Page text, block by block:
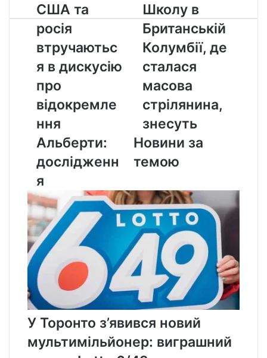
США
та
росія
втручаються
в
дискусію
про
відокремлення
Альберти:
США та
росія
втручаютьс
я в дискусію
про
відокремле
ння
Альберти:
дослідженн
я
Школу
в
Британській
Колумбії,
де
сталася
масова
стрілянина,
знесуть
Школу в
Британській
Колумбії, де
сталася
масова
стрілянина,
знесуть
Новини за
темою
У Торонто з’явився новий
мультимільйонер: виграшний